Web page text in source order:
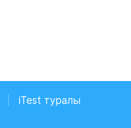
iTest туралы